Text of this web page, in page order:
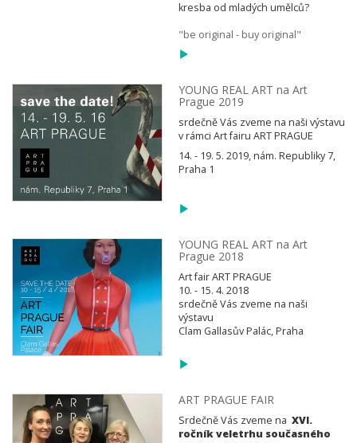
kresba od mladých umělců?
"be original - buy original"
YOUNG REAL ART na Art
Prague 2019
srdečně Vás zveme na naši výstavu
v rámci Art fairu ART PRAGUE
14. - 19. 5. 2019, nám. Republiky 7,
Praha 1
YOUNG REAL ART na Art
Prague 2018
Art fair ART PRAGUE
10. - 15. 4. 2018
srdečně Vás zveme na naši
výstavu
Clam Gallasův Palác, Praha
ART PRAGUE FAIR
Srdečně Vás zveme na XVI.
ročník veletrhu současného